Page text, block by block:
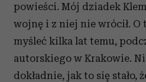
powieści. Mój dziadek
wojnę i z niej nie wrócił. O
myśleć kilka lat temu,
autorskiego w Krakowie.
dokładnie, jak to się stało,